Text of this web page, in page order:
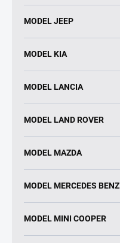
MODEL JEEP
MODEL KIA
MODEL LANCIA
MODEL LAND ROVER
MODEL MAZDA
MODEL MERCEDES BENZ
MODEL MINI COOPER